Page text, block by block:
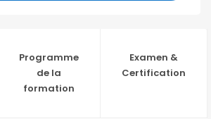
Programme
de la
formation
Examen &
Certification